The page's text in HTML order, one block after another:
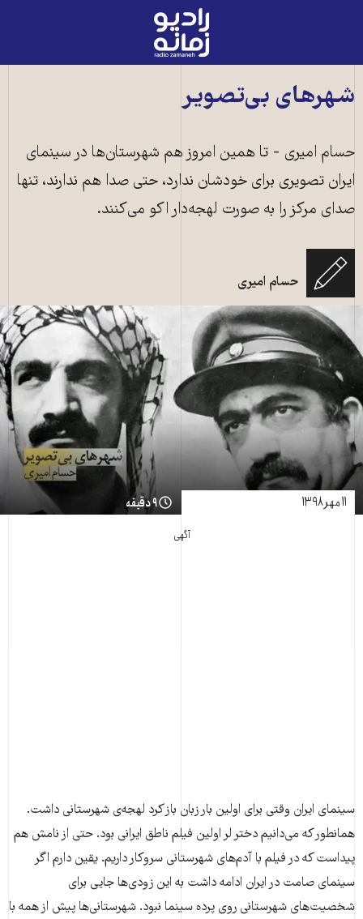
رادیو
زمانه
صفحه
شهرهای بی‌‌تصویر
حسام امیری - تا همین امروز هم شهرستان‌ها در سینمای
ایران تصویری برای خودشان ندارد، حتی صدا هم ندارند، تنها
صدای مرکز را به صورت لهجه‌دار اکو می‌کنند.
حسام امیری
۱۱ مهر ۱۳۹۸ ۹ دقیقه
آگهی
سینمای ایران وقتی برای اولین بار زبان باز کرد لهجه‌ی شهرستانی داشت.
همانطور که می‌دانیم دختر لر اولین فیلم ناطق ایرانی بود. حتی از نامش هم
پیداست که در فیلم با آدم‌های شهرستانی سروکار داریم.‌ یقین دارم اگر
سینمای صامت در ایران ادامه داشت به این زودی‌ها جایی برای
شخصیت‌های شهرستانی روی پرده سینما نبود. شهرستانی‌ها پیش از همه با